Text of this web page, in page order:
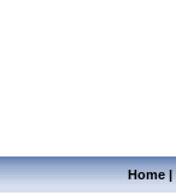
Home|